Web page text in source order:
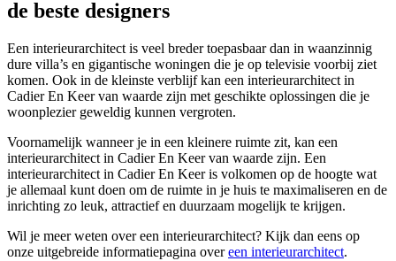
de beste designers
Een interieurarchitect is veel breder toepasbaar dan in waanzinnig
dure villa’s en gigantische woningen die je op televisie voorbij ziet
komen. Ook in de kleinste verblijf kan een interieurarchitect in
Cadier En Keer van waarde zijn met geschikte oplossingen die je
woonplezier geweldig kunnen vergroten.
Voornamelijk wanneer je in een kleinere ruimte zit, kan een
interieurarchitect in Cadier En Keer van waarde zijn. Een
interieurarchitect in Cadier En Keer is volkomen op de hoogte wat
je allemaal kunt doen om de ruimte in je huis te maximaliseren en de
inrichting zo leuk, attractief en duurzaam mogelijk te krijgen.
Wil je meer weten over een interieurarchitect? Kijk dan eens op
onze uitgebreide informatiepagina overeen interieurarchitect.